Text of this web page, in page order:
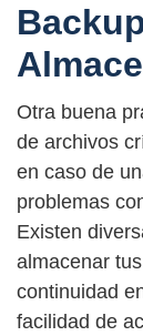
Otra buena
de archivos
en caso de
problemas
Existen
almacenar
continuidad
facilidad de